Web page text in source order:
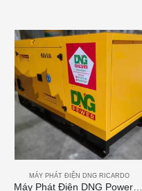
MÁY PHÁT ĐIỆN DNG RICARDO